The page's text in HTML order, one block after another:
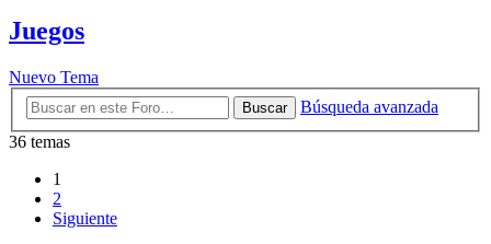
Juegos
Nuevo Tema
Buscar
Búsqueda avanzada
36 temas
1
2
Siguiente